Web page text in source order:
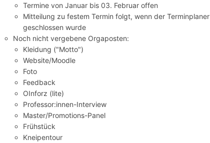
Termine von Januar bis 03. Februar offen
Mitteilung zu festem Termin folgt, wenn der Terminplaner
geschlossen wurde
Noch nicht vergebene Orgaposten:
Kleidung ("Motto")
Website/Moodle
Foto
Feedback
OInforz (lite)
Professor:innen-Interview
Master/Promotions-Panel
Frühstück
Kneipentour